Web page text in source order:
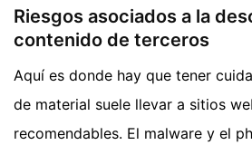
Riesgos asociados a la
contenido de terceros
Aquí es donde hay que tener
de material suele llevar a sitios
recomendables. El malware y el